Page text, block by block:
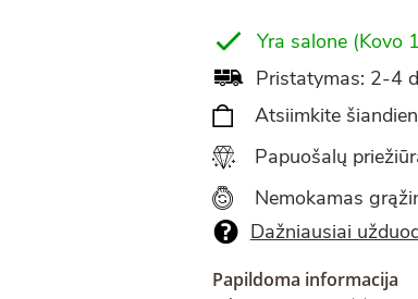
Yra salone (Kovo
Pristatymas: 2-4
Atsiimkite
Papuošalų
Nemokamas
Dažniausiai
Papildoma informacija